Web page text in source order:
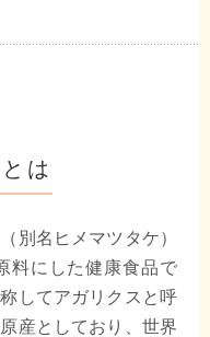
は
別名ヒメマツタケ）
料にした健康食品で
してアガリクスと呼
産としており、世界